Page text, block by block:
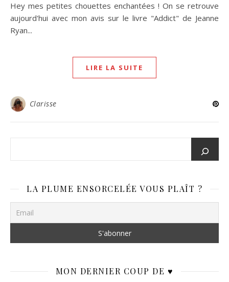
Hey mes petites chouettes enchantées ! On se retrouve
aujourd'hui avec mon avis sur le livre "Addict" de Jeanne
Ryan...
LIRE LA SUITE
Clarisse
LA PLUME ENSORCELÉE VOUS PLAÎT ?
MON DERNIER COUP DE ♥️